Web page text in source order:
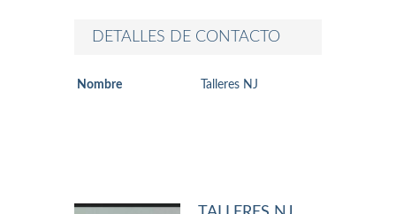
DETALLES DE CONTACTO
Nombre Talleres NJ